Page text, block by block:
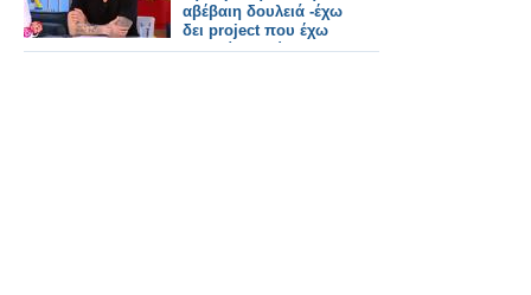
αβέβαιη δουλειά -έχω
δει project που έχω
προτείνει εγώ να